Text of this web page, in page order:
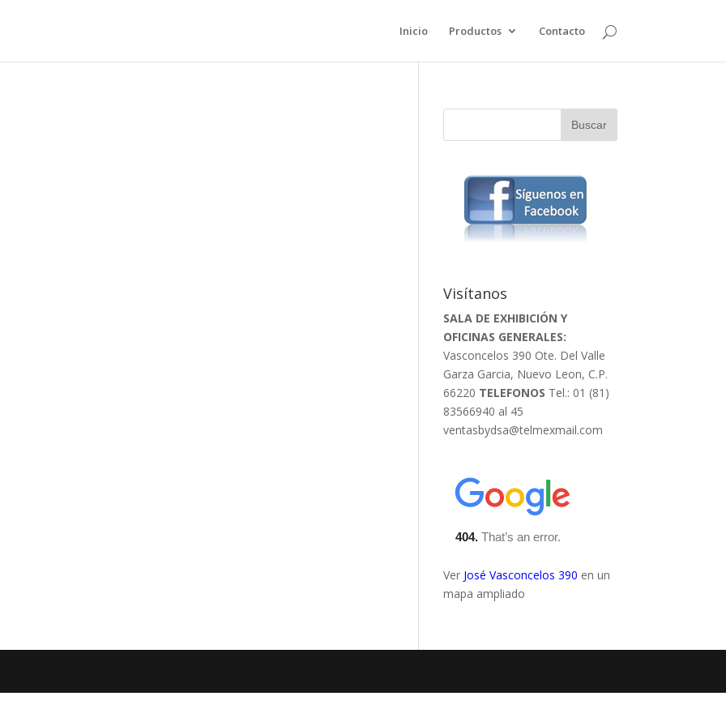
Inicio Productos Contacto
Visítanos
SALA DE EXHIBICIÓN Y
OFICINAS GENERALES:
Vasconcelos 390 Ote. Del Valle
Garza Garcia, Nuevo Leon, C.P.
66220 TELEFONOS Tel.: 01 (81)
83566940 al 45
ventasbydsa@telmexmail.com
Ver José Vasconcelos 390 en un
mapa ampliado